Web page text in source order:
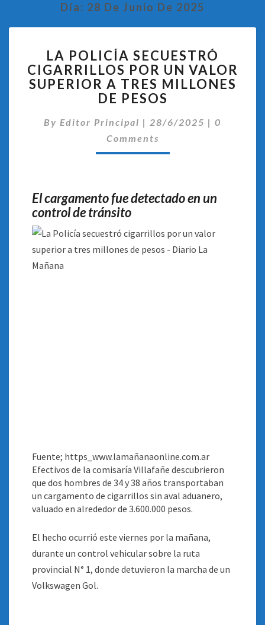
Día: 28 De Junio De 2025
POLICÍA
SECUESTRÓ
CIGARRILLOS
POR
VALOR
SUPERIOR
PESOS
LA POLICÍA SECUESTRÓ
CIGARRILLOS POR UN VALOR
SUPERIOR A TRES MILLONES
DE PESOS
By Editor Principal | 28/6/2025 | 0
Comments
El cargamento fue detectado en un
control de tránsito
Fuente; https_www.lamañanaonline.com.ar
Efectivos de la comisaría Villafañe descubrieron
que dos hombres de 34 y 38 años transportaban
un cargamento de cigarrillos sin aval aduanero,
valuado en alrededor de 3.600.000 pesos.
El hecho ocurrió este viernes por la mañana,
durante un control vehicular sobre la ruta
provincial N° 1, donde detuvieron la marcha de un
Volkswagen Gol.